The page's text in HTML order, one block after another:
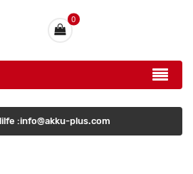
0
:info@akku-plus.com